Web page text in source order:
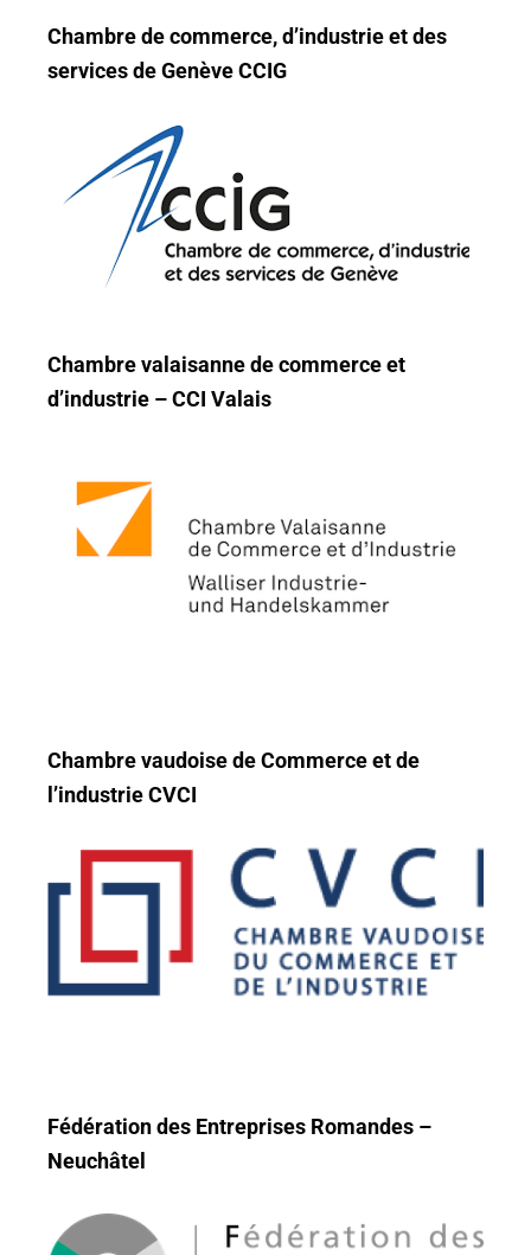
Chambre de commerce, d’industrie et des
services de Genève CCIG
Chambre valaisanne de commerce et
d’industrie – CCI Valais
Chambre vaudoise de Commerce et de
l’industrie CVCI
Fédération des Entreprises Romandes –
Neuchâtel